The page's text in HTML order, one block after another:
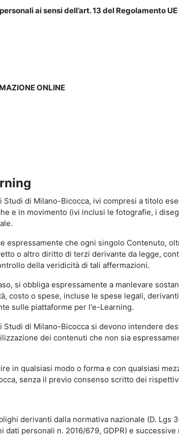
ai sensi dell’art. 13 del Regolamento
ONLINE
di Milano-Bicocca, ivi compresi a titolo
e in movimento (ivi inclusi le fotografie, i
che ogni singolo Contenuto,
o altro diritto di terzi derivante da legge,
della veridicità di tali affermazioni.
si obbliga espressamente a manlevare
costo o spese, incluse le spese legali,
sulle piattaforme per l'e-Learning.
di Milano-Bicocca si devono intendere
dei contenuti che non sia
in qualsiasi modo o forma e con qualsiasi
senza il previo consenso scritto dei
derivanti dalla normativa nazionale (D. Lgs
personali n. 2016/679, GDPR) e successive